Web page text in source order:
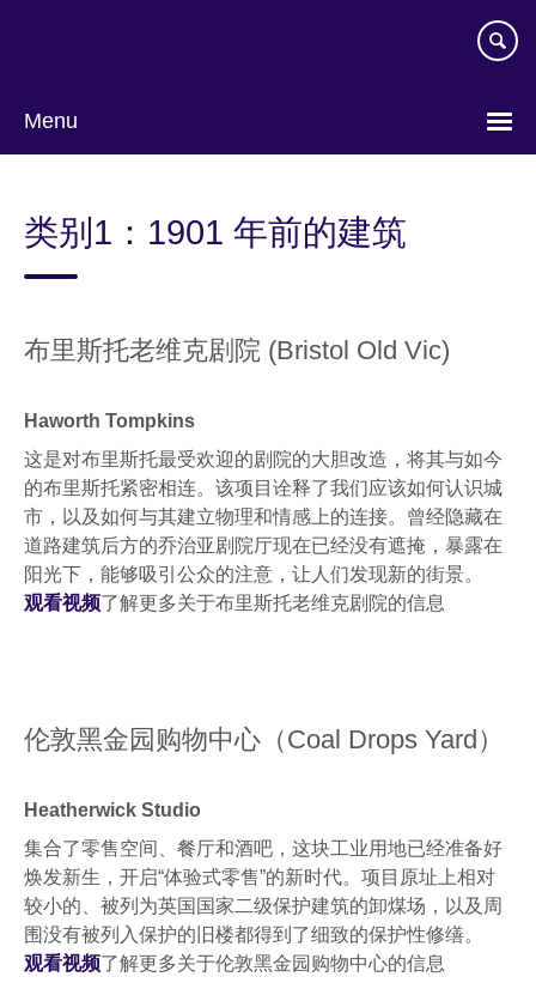
Menu
language
类别1：1901 年前的建筑
布里斯托老维克剧院 (Bristol Old Vic)
Haworth Tompkins
这是对布里斯托最受欢迎的剧院的大胆改造，将其与如今
的布里斯托紧密相连。该项目诠释了我们应该如何认识城
市，以及如何与其建立物理和情感上的连接。曾经隐藏在
道路建筑后方的乔治亚剧院厅现在已经没有遮掩，暴露在
阳光下，能够吸引公众的注意，让人们发现新的街景。
观看视频了解更多关于布里斯托老维克剧院的信息
伦敦黑金园购物中心（Coal Drops Yard）
Heatherwick Studio
集合了零售空间、餐厅和酒吧，这块工业用地已经准备好
焕发新生，开启“体验式零售”的新时代。项目原址上相对
较小的、被列为英国国家二级保护建筑的卸煤场，以及周
围没有被列入保护的旧楼都得到了细致的保护性修缮。
观看视频了解更多关于伦敦黑金园购物中心的信息